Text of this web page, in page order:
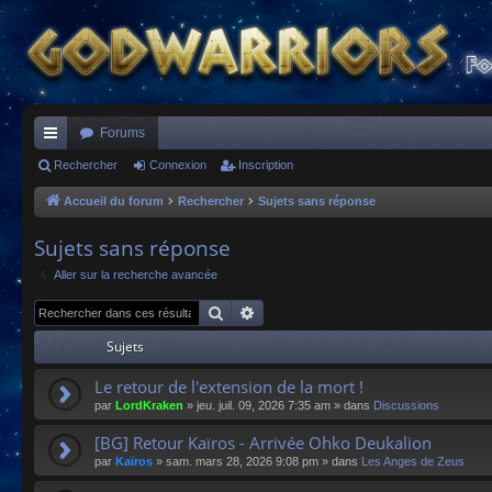
ac
co
s
Forums
Rechercher Connexion Inscription
Accueil du forum Rechercher Sujets sans réponse
Sujets sans réponse
Aller sur la recherche avancée
Rechercher
Sujets
Le retour de l'extension de la mort !
par LordKraken » jeu. juil. 09, 2026 7:35 am » dans Discussions
[BG] Retour Kaïros - Arrivée Ohko Deukalion
par Kaïros » sam. mars 28, 2026 9:08 pm » dans Les Anges de Zeus